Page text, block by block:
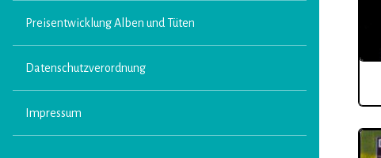
Preisentwicklung Alben und Tüten
Datenschutzverordnung
Impressum